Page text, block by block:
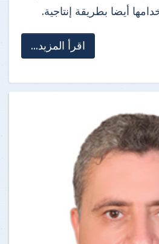
أيضا بطريقة إنتاجية.
اقرأ المزيد...